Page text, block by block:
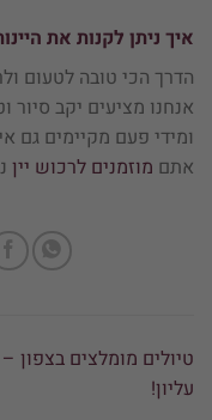
איך ניתן לקנות את
הדרך הכי טובה לטעום
אנחנו מציעים יקב סיור
ומידי פעם מקיימים גם
אתם מוזמנים לרכוש יין
טיולים מומלצים בצפון –
עליון!